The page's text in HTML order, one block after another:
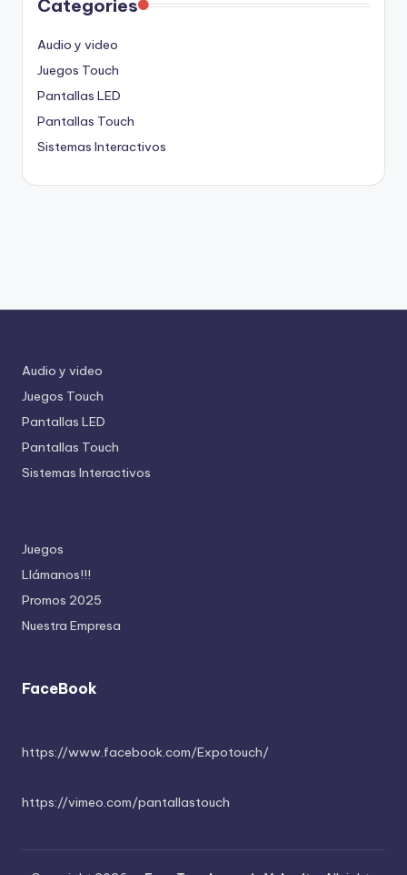
Categories
Audio y video
Juegos Touch
Pantallas LED
Pantallas Touch
Sistemas Interactivos
Audio y video
Juegos Touch
Pantallas LED
Pantallas Touch
Sistemas Interactivos
Juegos
Llámanos!!!
Promos 2025
Nuestra Empresa
FaceBook
https://www.facebook.com/Expotouch/
https://vimeo.com/pantallastouch